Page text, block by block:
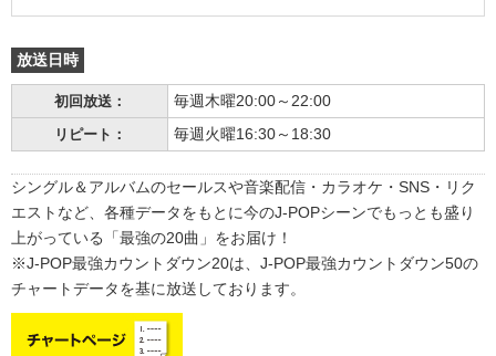
放送日時
初回放送： 毎週木曜20:00～22:00
リピート： 毎週火曜16:30～18:30
シングル＆アルバムのセールスや音楽配信・カラオケ・SNS・リク
エストなど、各種データをもとに今のJ-POPシーンでもっとも盛り
上がっている「最強の20曲」をお届け！
※J-POP最強カウントダウン20は、J-POP最強カウントダウン50の
チャートデータを基に放送しております。